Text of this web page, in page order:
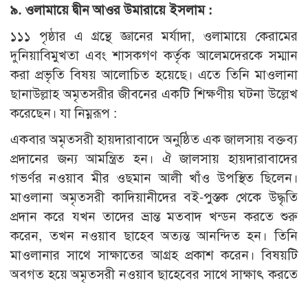
৯. ওলামায়ে দ্বীন আওর উমারায়ে ইসলাম :
১১১ পৃষ্ঠার এ গ্রন্থে জ্ঞানের মর্যাদা, ওলামায়ে কেরামের
দুনিয়াবিমুখতা এবং শাসকগণ কর্তৃক আলেমদেরকে সম্মান
করা প্রভৃতি বিষয় আলোচিত হয়েছে। এতে তিনি মাওলানা
ছানাউল্লাহ অমৃতসরীর জীবনের একটি শিক্ষণীয় ঘটনা উল্লেখ
করেছেন। যা নিম্নরূপ :
একবার অমৃতসরী হায়দারাবাদে অনুষ্ঠিত এক জালসায় বক্তব্য
প্রদানের জন্য আমন্ত্রিত হন। ঐ জালসায় হায়দারাবাদের
গভর্ণর নওয়াব মীর ওছমান আলী খাঁও উপস্থিত ছিলেন।
মাওলানা অমৃতসরী কাদিয়ানীদের বই-পুস্তক থেকে উদ্ধৃতি
প্রদান করে যখন তাদের ভ্রান্ত মতবাদ খন্ডন করতে শুরু
করেন, তখন নওয়াব ছাহেব অত্যন্ত আনন্দিত হন। তিনি
মাওলানার সাথে সাক্ষাতের আগ্রহ প্রকাশ করেন। বিষয়টি
অবগত হয়ে অমৃতসরী নওয়াব ছাহেবের সাথে সাক্ষাৎ করতে